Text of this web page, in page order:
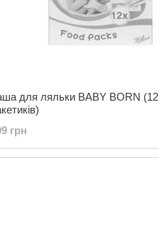
для ляльки BABY BORN (12
грн